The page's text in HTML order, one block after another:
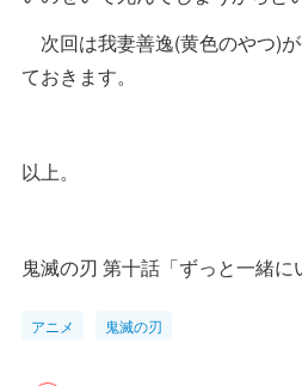
次回は我妻善逸(黄色のやつ)
ておきます。
以上。
鬼滅の刃 第十話「ずっと一緒に
アニメ 鬼滅の刃